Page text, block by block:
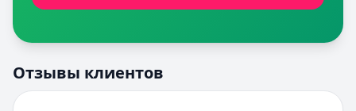
Отзывы клиентов